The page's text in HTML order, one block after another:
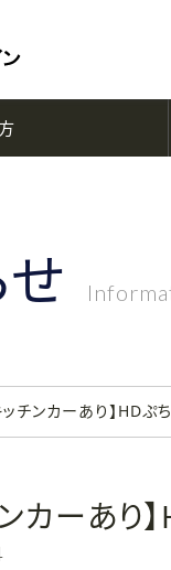
ッチンカーあり】HDぷ
ンカーあり